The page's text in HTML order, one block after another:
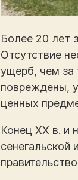
Более 20 лет
Отсутствие
ущерб, чем за
повреждены,
ценных
Конец XX в. и
сенегальской